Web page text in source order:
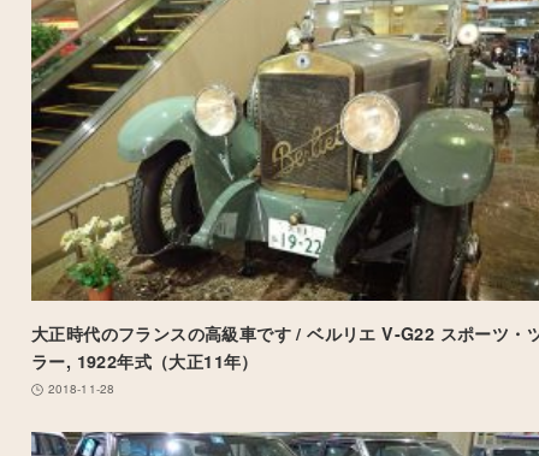
大正時代のフランスの高級車です / ベルリエ V-G22 スポーツ・
ラー, 1922年式（大正11年）
2018-11-28